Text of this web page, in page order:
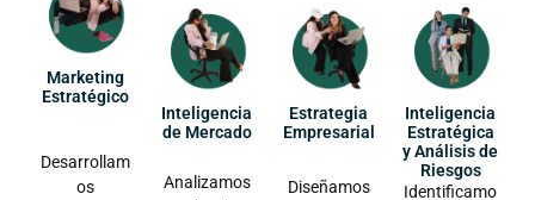
Marketing
Estratégico
Desarrollam
os
Inteligencia
de Mercado
Analizamos
Estrategia
Empresarial
Diseñamos
Inteligencia
Estratégica
y Análisis de
Riesgos
Identificamo